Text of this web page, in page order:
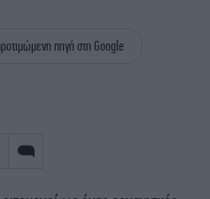
πηγή στη Google